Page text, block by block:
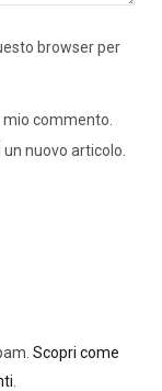
browser per
commento.
nuovo articolo.
Scopri come